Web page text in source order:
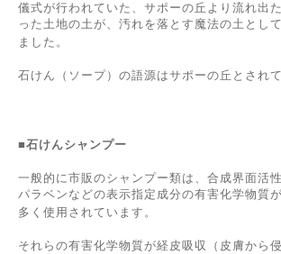
儀式が行われていた、サポーの丘より流れ出
った土地の土が、汚れを落とす魔法の土とし
ました。
石けん（ソープ）の語源はサポーの丘とされて
■石けんシャンプー
一般的に市販のシャンプー類は、合成界面活
パラベンなどの表示指定成分の有害化学物質
多く使用されています。
それらの有害化学物質が経皮吸収（皮膚から